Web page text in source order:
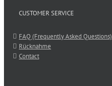
CUSTOMER SERVICE
FAQ (Frequently Asked Questions)
Rücknahme
Contact